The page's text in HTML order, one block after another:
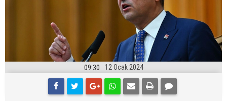
09:30 12 Ocak 2024